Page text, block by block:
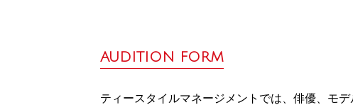
AUDITION FORM
ティースタイルマネージメントでは、俳優、モ